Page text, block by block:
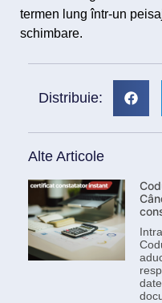
termen lung într-un
schimbare.
Distribuie:
Alte Articole